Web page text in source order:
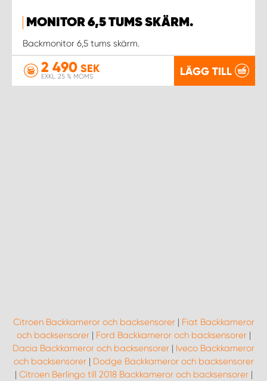
MONITOR 6,5 TUMS SKÄRM.
Backmonitor 6,5 tums skärm.
2 490 SEK
EXKL. 25 % MOMS LÄGG TILL
Citroen Backkameror och backsensorer| Fiat Backkameror
och backsensorer| Ford Backkameror och backsensorer|
Dacia Backkameror och backsensorer | Iveco Backkameror
och backsensorer| Dodge Backkameror och backsensorer
| Citroen Berlingo till 2018 Backkameror och backsensorer|